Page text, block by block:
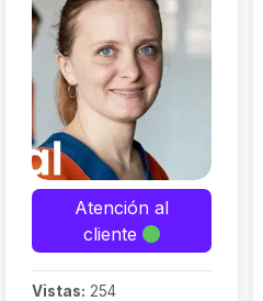
Atención al
cliente
Vistas: 254